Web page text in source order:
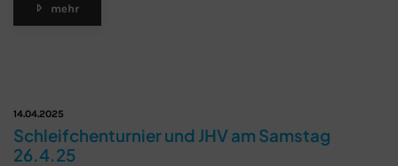
mehr
14.04.2025
Schleifchenturnier und JHV am Samstag
26.4.25